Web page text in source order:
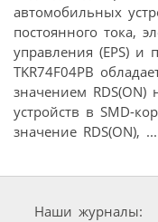
автомобильных
постоянного тока,
управления (EPS) и
TKR74F04PB
значением
устройств в SMD-
значение RDS(ON), ...
Наши журналы: